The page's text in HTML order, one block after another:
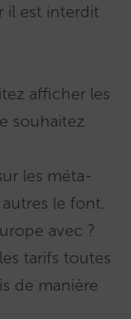
il est interdit
afficher les
souhaitez
les méta-
le font.
avec ?
tarifs toutes
de manière